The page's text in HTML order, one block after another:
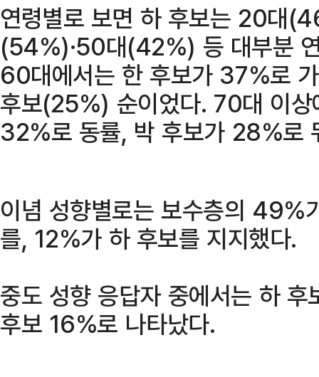
연령별로 보면 하 후보는 20대
(54%)·50대(42%) 등 대부분
60대에서는 한 후보가 37%로
후보(25%) 순이었다. 70대 이상
32%로 동률, 박 후보가 28%로
이념 성향별로는 보수층의
를, 12%가 하 후보를 지지했다.
중도 성향 응답자 중에서는 하
후보 16%로 나타났다.